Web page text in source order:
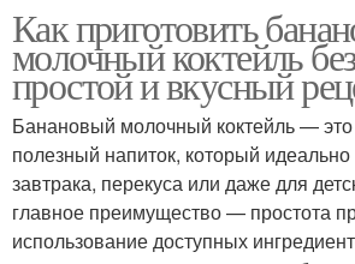
Как приготовить
молочный коктейль
простой и вкусный
Банановый молочный коктейль —
полезный напиток, который
завтрака, перекуса или даже для
главное преимущество — простота
использование доступных